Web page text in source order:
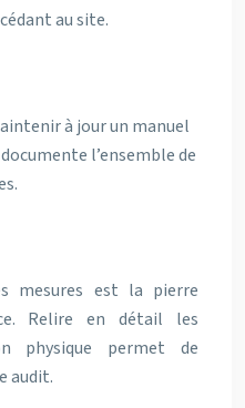
au site.
à jour un manuel
l’ensemble de
mesures est la pierre
Relire en détail les
physique permet de
audit.